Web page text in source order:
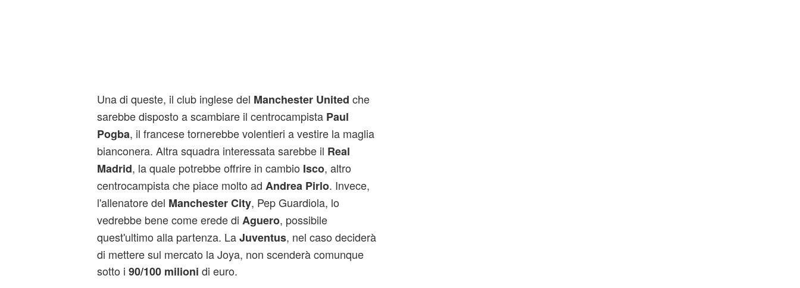
Una di queste, il club inglese del Manchester United che
sarebbe disposto a scambiare il centrocampista Paul
Pogba, il francese tornerebbe volentieri a vestire la maglia
bianconera. Altra squadra interessata sarebbe il Real
Madrid, la quale potrebbe offrire in cambio Isco, altro
centrocampista che piace molto ad Andrea Pirlo. Invece,
l'allenatore del Manchester City, Pep Guardiola, lo
vedrebbe bene come erede di Aguero, possibile
quest'ultimo alla partenza. LaJuventus, nel caso deciderà
di mettere sul mercato la Joya, non scenderà comunque
sotto i 90/100 milioni di euro.